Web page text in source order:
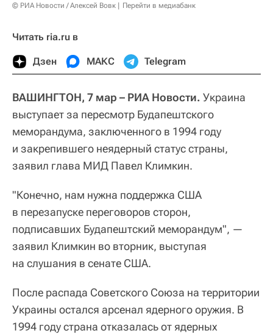
© РИА Новости / Алексей Вовк Перейти в медиабанк
Читать ria.ru в
Дзен МАКС Telegram
ВАШИНГТОН, 7 мар – РИА Новости. Украина
выступает за пересмотр Будапештского
меморандума, заключенного в 1994 году
и закрепившего неядерный статус страны,
заявил глава МИД Павел Климкин.
"Конечно, нам нужна поддержка США
в перезапуске переговоров сторон,
подписавших Будапештский меморандум", —
заявил Климкин во вторник, выступая
на слушания в сенате США.
После распада Советского Союза на территории
Украины остался арсенал ядерного оружия. В
1994 году страна отказалась от ядерных